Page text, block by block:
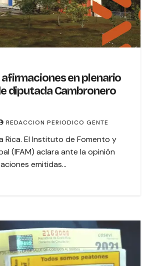
en plenario
diputada Cambronero
REDACCION PERIODICO GENTE
Rica. El Instituto de Fomento y
(IFAM) aclara ante la opinión
emitidas…